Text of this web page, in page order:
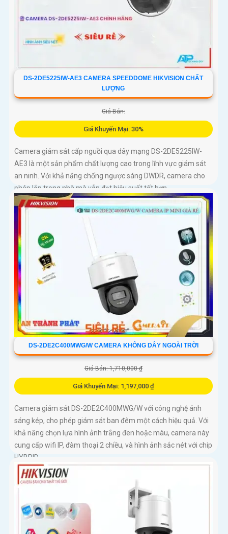
DS-2DE5225IW-AE3 CAMERA SPEEDDOME HIKVISION CHẤT
LƯỢNG
Giá Bán:
Giá Khuyến Mại: 30%
Camera giám sát cấp nguồi qua dây mạng DS-2DE5225IW-
AE3 là một sản phẩm chất lượng cao trong lĩnh vực giám sát
an ninh. Với khả năng chống ngược sáng DWDR, camera cho
phép lắp trong nhà mà vẫn đạt hiệu suất tốt hơn
DS-2DE2C400MWG/W CAMERA KHÔNG DÂY NGOÀI TRỜI
Giá Bán: 1,710,000 ₫
Giá Khuyến Mại: 1,197,000 ₫
Camera giám sát DS-2DE2C400MWG/W với công nghệ ánh
sáng kép, cho phép giám sát ban đêm một cách hiệu quả. Với
khả năng chọn lựa hình ảnh trắng đen hoặc màu, camera này
cung cấp wifi IP, đàm thoại 2 chiều, và hình ảnh sắc nét với chip
HYBRID